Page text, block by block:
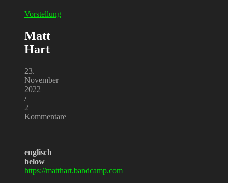
Vorstellung
Matt
Hart
23.
November
2022
/
2
Kommentare
englisch
below
https://matthart.bandcamp.com